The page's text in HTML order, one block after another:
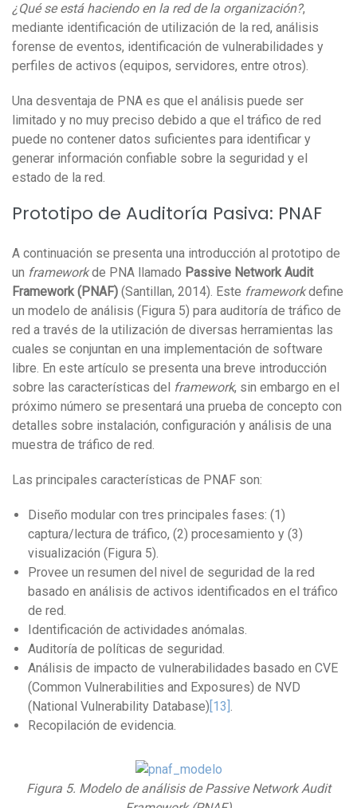
¿Qué se está haciendo en la red de la organización?,
mediante identificación de utilización de la red, análisis
forense de eventos, identificación de vulnerabilidades y
perfiles de activos (equipos, servidores, entre otros).
Una desventaja de PNA es que el análisis puede ser
limitado y no muy preciso debido a que el tráfico de red
puede no contener datos suficientes para identificar y
generar información confiable sobre la seguridad y el
estado de la red.
Prototipo de Auditoría Pasiva: PNAF
A continuación se presenta una introducción al prototipo de
un frameworkde PNA llamado Passive Network Audit
Framework (PNAF) (Santillan, 2014). Este frameworkdefine
un modelo de análisis (Figura 5) para auditoría de tráfico de
red a través de la utilización de diversas herramientas las
cuales se conjuntan en una implementación de software
libre. En este artículo se presenta una breve introducción
sobre las características del framework, sin embargo en el
próximo número se presentará una prueba de concepto con
detalles sobre instalación, configuración y análisis de una
muestra de tráfico de red.
Las principales características de PNAF son:
Diseño modular con tres principales fases: (1)
captura/lectura de tráfico, (2) procesamiento y (3)
visualización (Figura 5).
Provee un resumen del nivel de seguridad de la red
basado en análisis de activos identificados en el tráfico
de red.
Identificación de actividades anómalas.
Auditoría de políticas de seguridad.
Análisis de impacto de vulnerabilidades basado en CVE
(Common Vulnerabilities and Exposures) de NVD
(National Vulnerability Database) [13] .
Recopilación de evidencia.
Figura 5. Modelo de análisis de Passive Network Audit